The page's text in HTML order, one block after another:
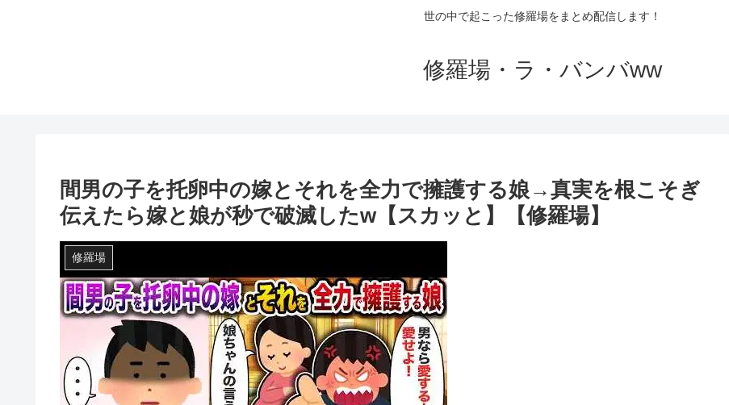
世の中で起こった修羅場をまとめ配信します！
修羅場・ラ・バンバww
間男の子を托卵中の嫁とそれを全力で擁護する娘→真実を根こそぎ
伝えたら嫁と娘が秒で破滅したw【スカッと】【修羅場】
修羅場